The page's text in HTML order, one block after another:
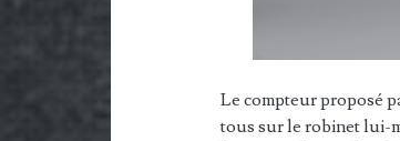
Le compteur proposé
tous sur le robinet lui-